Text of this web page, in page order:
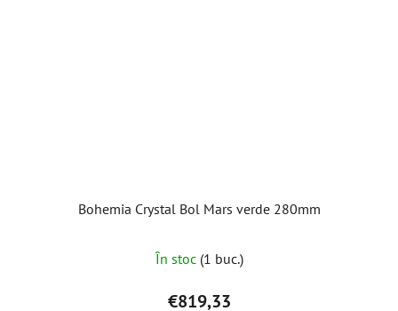
Bohemia Crystal Bol Mars verde 280mm
În stoc (1 buc.)
€819,33